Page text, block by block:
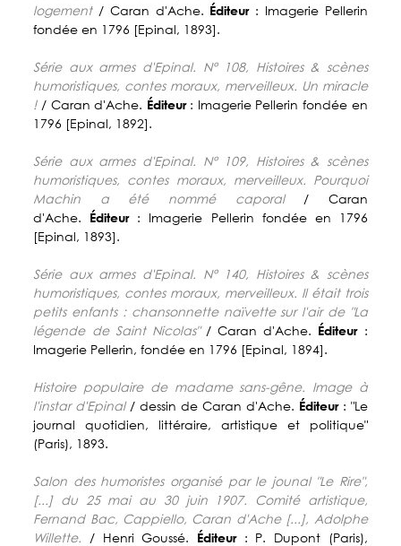
logement/ Caran d'Ache. Éditeur: Imagerie Pellerin
fondée en 1796 [Epinal, 1893].
Série aux armes d'Epinal. N° 108, Histoires & scènes
humoristiques, contes moraux, merveilleux. Un miracle
!/ Caran d'Ache. Éditeur: Imagerie Pellerin fondée en
1796 [Epinal, 1892].
Série aux armes d'Epinal. N° 109, Histoires & scènes
humoristiques, contes moraux, merveilleux. Pourquoi
Machin a été nommé caporal/ Caran
d'Ache. Éditeur: Imagerie Pellerin fondée en 1796
[Epinal, 1893].
Série aux armes d'Epinal. N° 140, Histoires & scènes
humoristiques, contes moraux, merveilleux. Il était trois
petits enfants : chansonnette naïvette sur l'air de "La
légende de Saint Nicolas"/ Caran d'Ache. Éditeur:
Imagerie Pellerin, fondée en 1796 [Epinal, 1894].
Histoire populaire de madame sans-gêne. Image à
l'instar d'Epinal/ dessin de Caran d'Ache. Éditeur: "Le
journal quotidien, littéraire, artistique et politique"
(Paris), 1893.
Salon des humoristes organisé par le jounal "Le Rire",
[...] du 25 mai au 30 juin 1907. Comité artistique,
Fernand Bac, Cappiello, Caran d'Ache [...], Adolphe
Willette. / Henri Goussé. Éditeur: P. Dupont (Paris),